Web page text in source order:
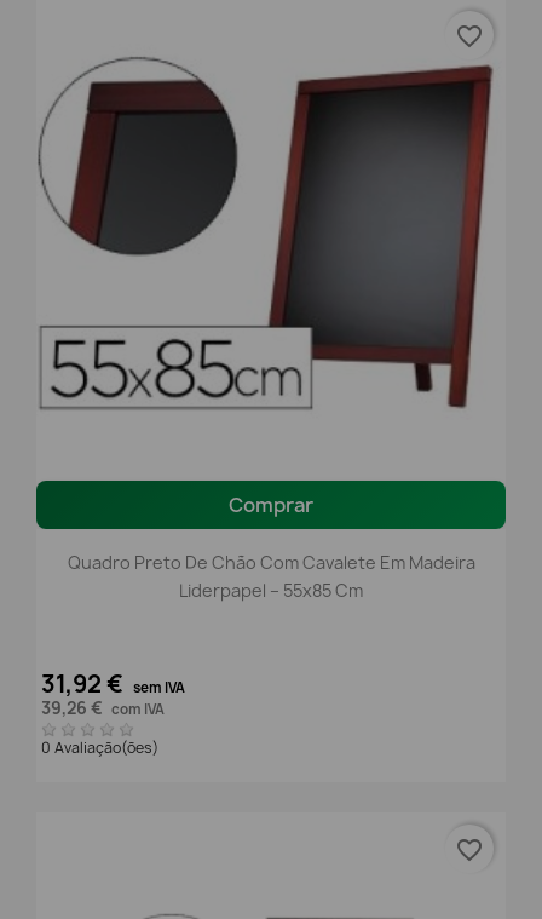
Comprar
Quadro Preto De Chão Com Cavalete Em Madeira
Liderpapel – 55x85 Cm
31,92 € sem IVA
39,26 € com IVA
0 Avaliação(ões)
favorite_border
favorite_border